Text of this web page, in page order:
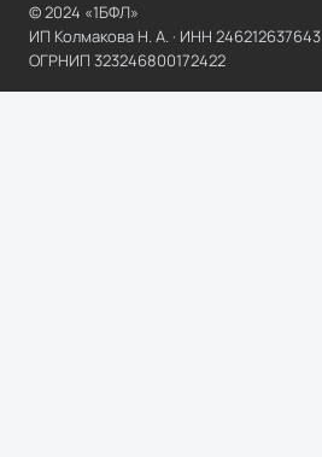
© 2024 «1БФЛ»
ИП Колмакова Н. А. · ИНН 246212637643
ОГРНИП 323246800172422